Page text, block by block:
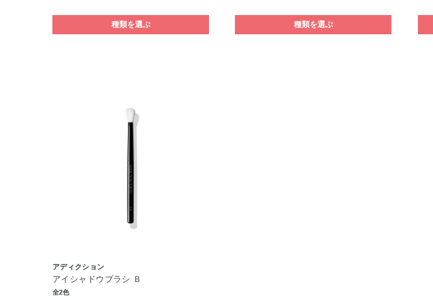
種類を選ぶ 種類を選ぶ
アディクション
アイシャドウブラシ Ｂ
全2色